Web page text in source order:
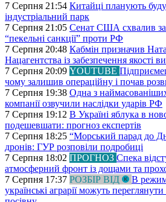
7 Серпня 21:54 Китайці планують
індустріальний парк
7 Серпня 21:05 Сенат США схвалив
“пекельні санкції” проти РФ
7 Серпня 20:48 Кабмін призначив
Нацагентства із забезпечення якості
7 Серпня 20:09 YOUTUBE
чому залишив операційну і почав
7 Серпня 19:38 Одна з
компанії озвучили наслідки ударів РФ
7 Серпня 19:12 В Україні яблука в
подешевшати: прогноз експертів
7 Серпня 18:25 “Морський парад до
дронів: ГУР розповіли подробиці
7 Серпня 18:02 ПРОГНОЗ Спека
атмосферний фронт із дощами та
7 Серпня 17:37 РОЗБІР ВІД
В
українські аграрії можуть